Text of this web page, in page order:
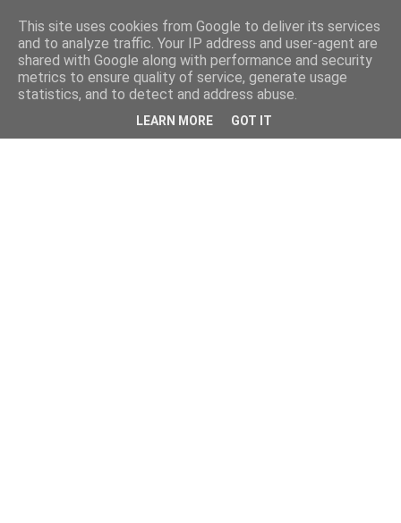
This site uses cookies from Google to deliver its services
and to analyze traffic. Your IP address and user-agent are
shared with Google along with performance and security
metrics to ensure quality of service, generate usage
statistics, and to detect and address abuse.
LEARN MORE GOT IT